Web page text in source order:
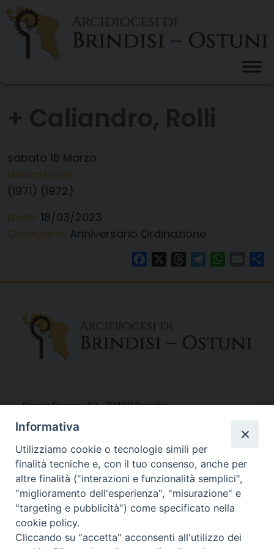
Skip
content
sabato 18 Marzo
(1971) (1972)
18/03/2023
Anniversario Ordinazione
FacebookThreadsTelegram Email
Piazza Duomo, 12 - 72100 Brindisi
Tel 0831.521958
Fax 0831.528315
Orari Curia
Mar. / Mer. / Giov. ore 9 - 13
nei mesi estivi solo Martedì ore 9 - 13
Informativa
Utilizziamo cookie o tecnologie simili per
finalità tecniche e, con il tuo consenso, anche per
altre finalità ("interazioni e funzionalità semplici",
"miglioramento dell'esperienza", "misurazione" e
"targeting e pubblicità") come specificato nella
cookie policy.
Cliccando su "accetta" acconsenti all'utilizzo dei